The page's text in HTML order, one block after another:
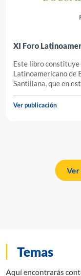
XI Foro
Este libro constituye
Latinoamericano de
Santillana, que en
Ver publicación
Ver
Temas
Aquí encontrarás